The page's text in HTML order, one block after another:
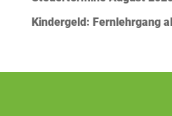
Kindergeld: Fernlehrgang